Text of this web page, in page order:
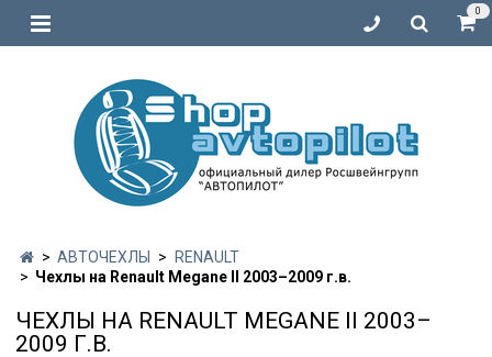
0
АВТОЧЕХЛЫ
RENAULT
Чехлы на Renault Megane II 2003–2009 г.в.
ЧЕХЛЫ НА RENAULT MEGANE II 2003–
2009 Г.В.